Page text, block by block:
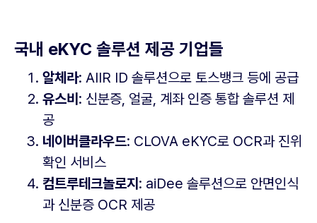
국내 eKYC 솔루션 제공 기업들
알체라: AIIR ID 솔루션으로 토스뱅크 등에 공급
유스비 : 신분증, 얼굴, 계좌 인증 통합 솔루션 제
공
네이버클라우드: CLOVA eKYC로 OCR과 진위
확인 서비스
컴트루테크놀로지 : aiDee 솔루션으로 안면인식
과 신분증 OCR 제공